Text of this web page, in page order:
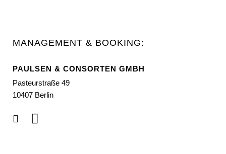
MANAGEMENT & BOOKING:
PAULSEN & CONSORTEN GMBH
Pasteurstraße 49
10407 Berlin